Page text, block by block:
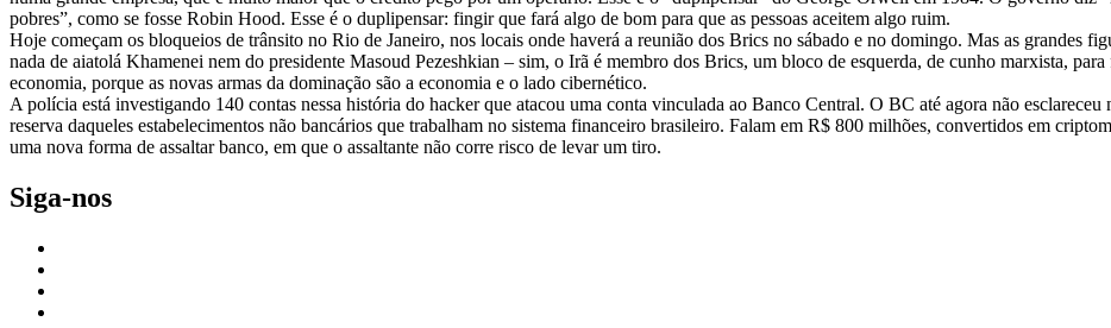
pobres”, como se fosse Robin Hood. Esse é o duplipensar: fingir que fará algo de bom para que as pessoas aceitem algo ruim.
Hoje começam os bloqueios de trânsito no Rio de Janeiro, nos locais onde haverá a reunião dos Brics no sábado e no domingo. Mas as grandes
nada de aiatolá Khamenei nem do presidente Masoud Pezeshkian – sim, o Irã é membro dos Brics, um bloco de esquerda, de cunho marxista,
economia, porque as novas armas da dominação são a economia e o lado cibernético.
A polícia está investigando 140 contas nessa história do hacker que atacou uma conta vinculada ao Banco Central. O BC até agora não
reserva daqueles estabelecimentos não bancários que trabalham no sistema financeiro brasileiro. Falam em R$ 800 milhões, convertidos em
uma nova forma de assaltar banco, em que o assaltante não corre risco de levar um tiro.
Siga-nos